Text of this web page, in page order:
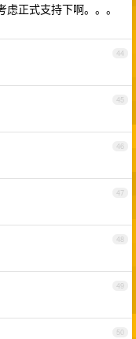
正式支持下啊。。。
44
45
46
47
48
49
50